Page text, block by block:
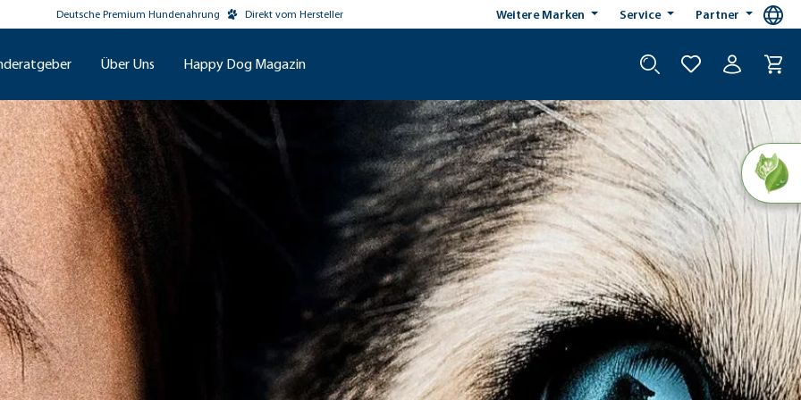
Deutsche Premium Hundenahrung Direkt vom Hersteller Weitere Marken Service Partner
Über Uns Happy Dog Magazin